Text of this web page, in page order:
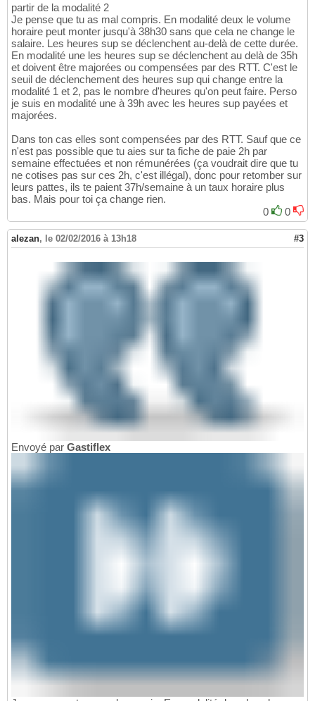
partir de la modalité 2
Je pense que tu as mal compris. En modalité deux le volume
horaire peut monter jusqu'à 38h30 sans que cela ne change le
salaire. Les heures sup se déclenchent au-delà de cette durée.
En modalité une les heures sup se déclenchent au delà de 35h
et doivent être majorées ou compensées par des RTT. C'est le
seuil de déclenchement des heures sup qui change entre la
modalité 1 et 2, pas le nombre d'heures qu'on peut faire. Perso
je suis en modalité une à 39h avec les heures sup payées et
majorées.
Dans ton cas elles sont compensées par des RTT. Sauf que ce
n'est pas possible que tu aies sur ta fiche de paie 2h par
semaine effectuées et non rémunérées (ça voudrait dire que tu
ne cotises pas sur ces 2h, c'est illégal), donc pour retomber sur
leurs pattes, ils te paient 37h/semaine à un taux horaire plus
bas. Mais pour toi ça change rien.
0
0
alezan, le 02/02/2016 à 13h18 #3
Envoyé par Gastiflex